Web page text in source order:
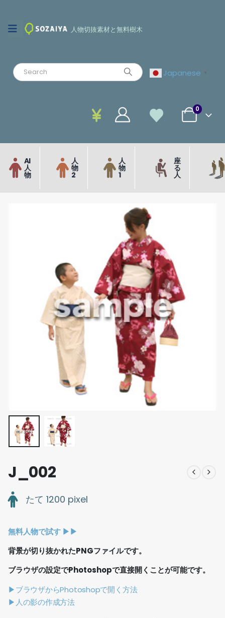
人物切抜素材と無料樹木
Japanese ▼
0
AI
人
物
人
物
2
人
物
1
座
る
人
J_002
たて 1200 pixel
無料人物で試す ▶︎▶︎
背景が切り抜かれたPNGファイルです。
ブラウザの設定でPhotoshopで直接開くことが可能です。
▶ブラウザからPhotoshopで開く方法
▶人の影の作成方法